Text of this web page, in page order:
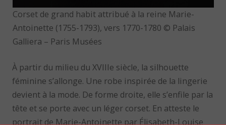
Corset de grand habit attribué à la reine Marie-
Antoinette (1755-1793), vers 1770-1780 © Palais
Galliera – Paris Musées
À partir du milieu du XVIIIe siècle, la silhouette
féminine s’allonge. Une robe inspirée de la lingerie
devient à la mode. De forme droite, elle s’enfile par la
tête et se porte avec un léger corset. En atteste le
portrait de Marie-Antoinette par Élisabeth-Louise